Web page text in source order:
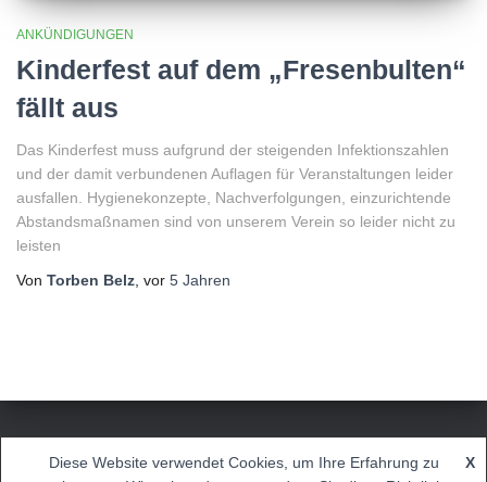
ANKÜNDIGUNGEN
Kinderfest auf dem „Fresenbulten“
fällt aus
Das Kinderfest muss aufgrund der steigenden Infektionszahlen
und der damit verbundenen Auflagen für Veranstaltungen leider
ausfallen. Hygienekonzepte, Nachverfolgungen, einzurichtende
Abstandsmaßnamen sind von unserem Verein so leider nicht zu
leisten
Von Torben Belz , vor 5 Jahren
IMPRESSUM DATENSCHUTZERKLÄRUNG
Diese Website verwendet Cookies, um Ihre Erfahrung zu
X